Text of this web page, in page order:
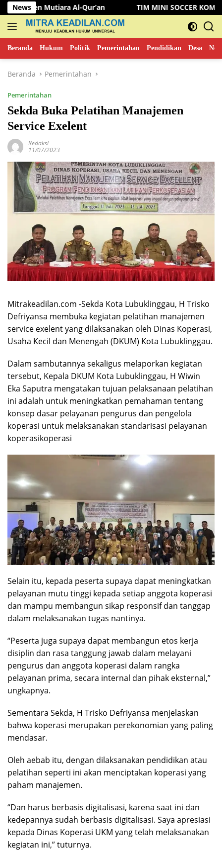
Langsung
ke
konten
News
Al-Qur’an TIM MINI SOCCER KOMINFO MUSI
Beranda Hukum Politik Pemerintahan Pendidikan Desa
Beranda Pemerintahan
Pemerintahan
Sekda Buka Pelatihan Manajemen
Service Exelent
Redaksi
11/07/2023
Mitrakeadilan.com -Sekda Kota Lubuklinggau, H Trisko
Defriyansa membuka kegiatan pelatihan manajemen
service exelent yang dilaksanakan oleh Dinas Koperasi,
Usaha Kecil dan Menengah (DKUM) Kota Lubuklinggau.
Dalam sambutannya sekaligus melaporkan kegiatan
tersebut, Kepala DKUM Kota Lubuklinggau, H Wiwin
Eka Saputra mengatakan tujuan pelaksanaan pelatihan
ini adalah untuk meningkatkan pemahaman tentang
konsep dasar pelayanan pengurus dan pengelola
koperasi untuk melaksanakan standarisasi pelayanan
koperasikoperasi
Selain itu, kepada peserta supaya dapat meningkatkan
pelayanan mutu tinggi kepada setiap anggota koperasi
dan mampu membangun sikap responsif dan tanggap
dalam melaksanakan tugas nantinya.
“Peserta juga supaya dapat membangun etos kerja
disiplin dan rasa tanggung jawab dalam melayani
pengurus dan anggota koperasi dalam rangka
pelayanan prima, secara internal dan pihak eksternal,”
ungkapnya.
Sementara Sekda, H Trisko Defriyansa menjelaskan
bahwa koperasi merupakan perekonomian yang paling
mendasar.
Oleh aebab itu, dengan dilaksanakan pendidikan atau
pelatihan seperti ini akan menciptakan koperasi yang
paham manajemen.
“Dan harus berbasis digitalisasi, karena saat ini dan
kedepannya sudah berbasis digitalisasi. Saya apresiasi
kepada Dinas Koperasi UKM yang telah melaksanakan
kegiatan ini,” tuturnya.